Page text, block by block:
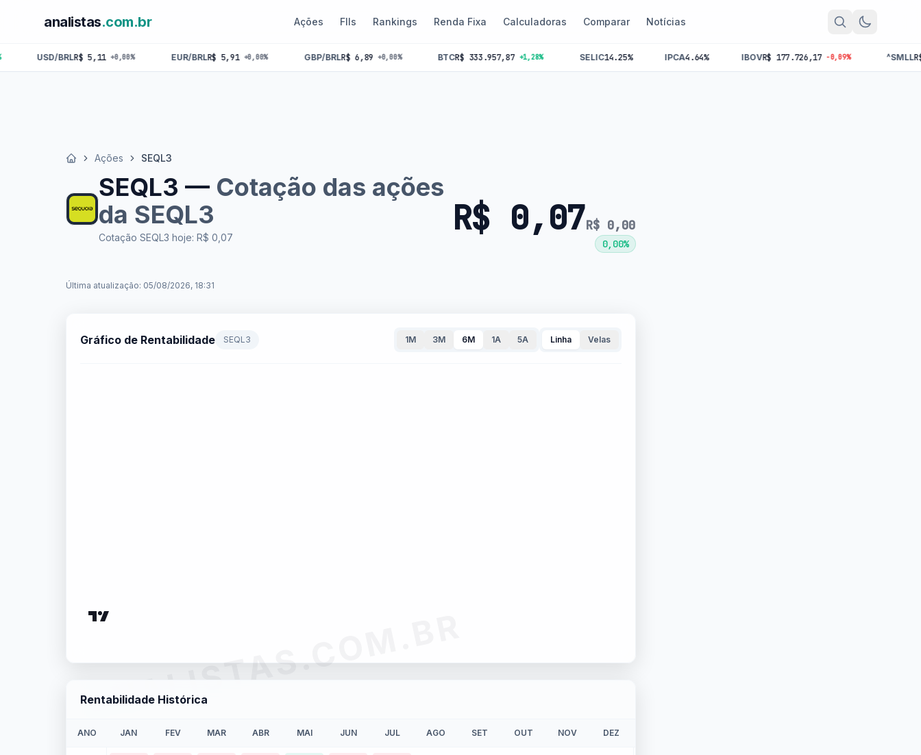
analistas.com.br Ações FIIs Rankings Renda Fixa Calculadoras Comparar Notícias
R$ 5,11 +0,00% EUR/BRL R$ 5,91 +0,00% GBP/BRL R$ 6,89 +0,00% BTCR$ 333.957,87 +1,28% SELIC14.25% IPCA4.64% IBOVR$ 177.726,17 -0,09% ^SMLLR$ 0,00 +0,00%
Início Ações SEQL3
SEQL3 — Cotação das ações
da SEQL3
Cotação SEQL3 hoje: R$ 0,07 R$ 0,07R$ 0,00
0,00%
Última atualização: 05/08/2026, 18:31
Gráfico de Rentabilidade SEQL3 1M 3M 6M 1A 5A Linha Velas
ANALISTAS.COM.BR
Rentabilidade Histórica
ANO JAN FEV MAR ABR MAI JUN JUL AGO SET OUT NOV DEZ